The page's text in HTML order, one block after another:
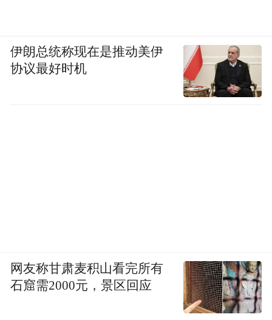
伊朗总统称现在是推动美伊
协议最好时机
网友称甘肃麦积山看完所有
石窟需2000元，景区回应